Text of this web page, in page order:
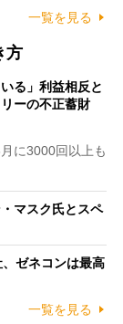
一覧を見る
方
る」利益相反と
ーの不正蓄財
に3000回以上も
マスク氏とスペ
、ゼネコンは最高
一覧を見る